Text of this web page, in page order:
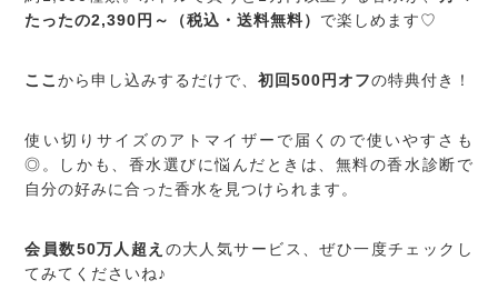
たったの2,390円～（税込・送料無料） で楽しめます♡
ここから申し込みするだけで、初回500円オフの特典付き！
使い切りサイズのアトマイザーで届くので使いやすさも
◎。しかも、香水選びに悩んだときは、無料の香水診断で
自分の好みに合った香水を見つけられます。
会員数50万人超え の大人気サービス、ぜひ一度チェックし
てみてくださいね♪